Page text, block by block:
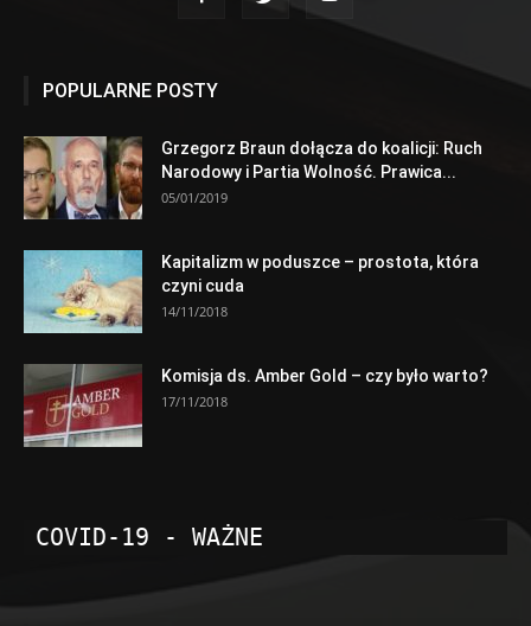
POPULARNE POSTY
Grzegorz Braun dołącza do koalicji: Ruch
Narodowy i Partia Wolność. Prawica...
05/01/2019
Kapitalizm w poduszce – prostota, która
czyni cuda
14/11/2018
Komisja ds. Amber Gold – czy było warto?
17/11/2018
COVID-19 - WAŻNE